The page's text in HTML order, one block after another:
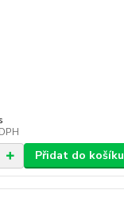
Přidat do košíku